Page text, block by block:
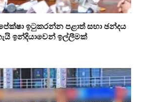
ඉටුකරන්න පළාත් සභා ඡන්දය
ඉන්දියාවෙන් ඉල්ලීමක්